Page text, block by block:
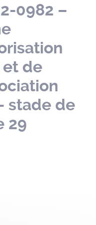
0982 –
et de
stade de
29